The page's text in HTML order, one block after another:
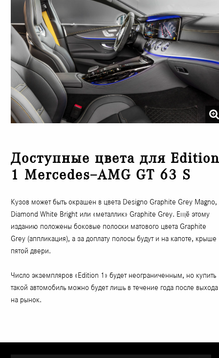
Доступные цвета для
1 Mercedes–AMG GT 63 S
Кузов может быть окрашен в цвета Designo Graphite Grey Magno,
Diamond White Bright или «металлик» Graphite Grey. Ещё этому
изданию положены боковые полоски матового цвета Graphite
Grey (аппликация), а за доплату полосы будут и на капоте, крыше
пятой двери.
Число экземпляров «Edition 1» будет неограниченным, но купить
такой автомобиль можно будет лишь в течение года после выхода
на рынок.